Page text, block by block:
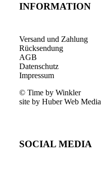
INFORMATION
Versand und Zahlung
Rücksendung
AGB
Datenschutz
Impressum
© Time by Winkler
site by Huber Web Media
SOCIAL MEDIA